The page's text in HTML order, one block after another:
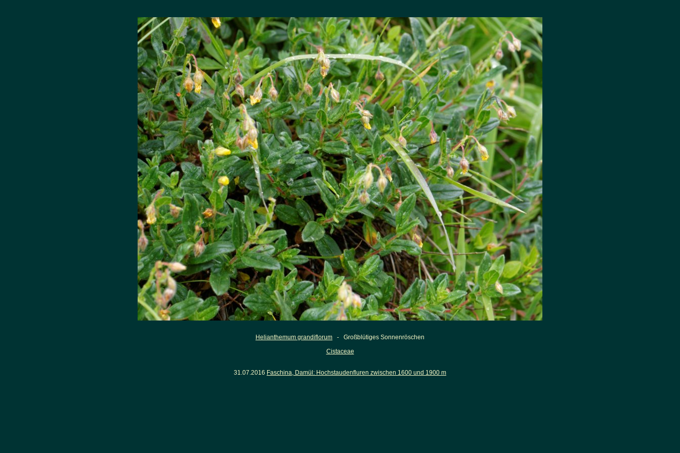
Helianthemum grandiflorum - Großblütiges Sonnenröschen
Cistaceae
31.07.2016 Faschina, Damül: Hochstaudenfluren zwischen 1600 und 1900 m